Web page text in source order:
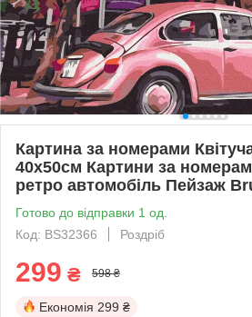
Картина за номерами
40х50см Картини за
ретро автомобіль Пейзаж
Готово до відправки 1 од.
Код: BS32366
Роздріб
299 ₴ 598 ₴
Економія 299 ₴